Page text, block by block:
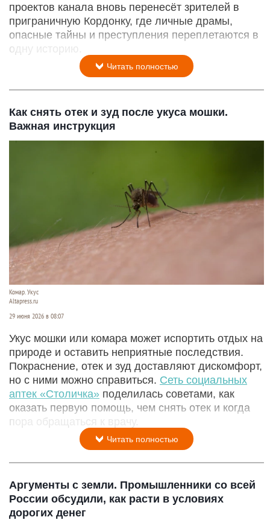
проектов канала вновь перенесёт зрителей в
приграничную Кордонку, где личные драмы,
опасные тайны и преступления переплетаются в
одну историю.
Читать полностью
Как снять отек и зуд после укуса мошки.
Важная инструкция
Комар. Укус
Altapress.ru
29 июня 2026 в 08:07
Укус мошки или комара может испортить отдых на
природе и оставить неприятные последствия.
Покраснение, отек и зуд доставляют дискомфорт,
но с ними можно справиться. Сеть социальных
аптек «Столичка» поделилась советами, как
оказать первую помощь, чем снять отек и когда
пора обращаться к врачу.
Читать полностью
Аргументы с земли. Промышленники со всей
России обсудили, как расти в условиях
дорогих денег